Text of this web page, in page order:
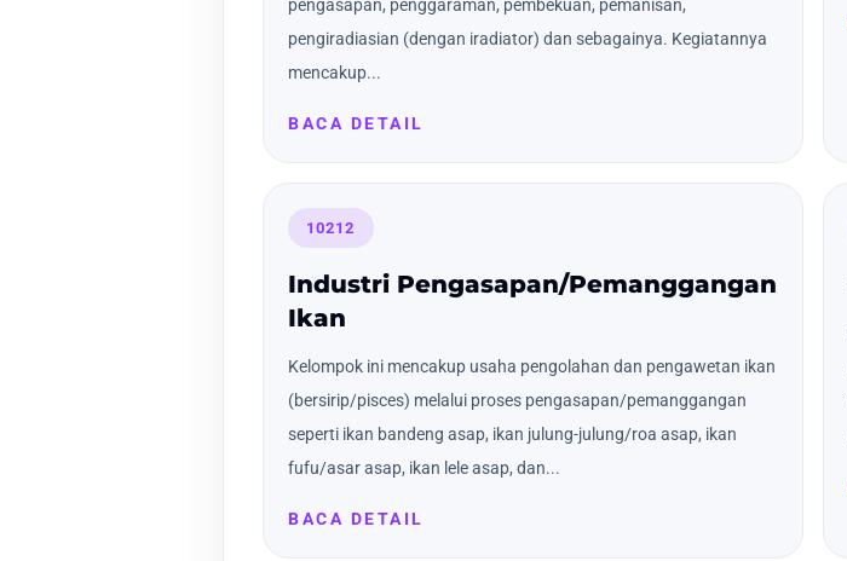
pengasapan, penggaraman, pembekuan, pemanisan,
pengiradiasian (dengan iradiator) dan sebagainya. Kegiatannya
mencakup...
BACA DETAIL
10212
Industri Pengasapan/Pemanggangan
Ikan
Kelompok ini mencakup usaha pengolahan dan pengawetan ikan
(bersirip/pisces) melalui proses pengasapan/pemanggangan
seperti ikan bandeng asap, ikan julung-julung/roa asap, ikan
fufu/asar asap, ikan lele asap, dan...
BACA DETAIL